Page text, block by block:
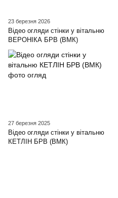
23 березня 2026
Відео огляди стінки у вітальню
ВЕРОНІКА БРВ (ВМК)
27 березня 2025
Відео огляди стінки у вітальню
КЕТЛІН БРВ (ВМК)